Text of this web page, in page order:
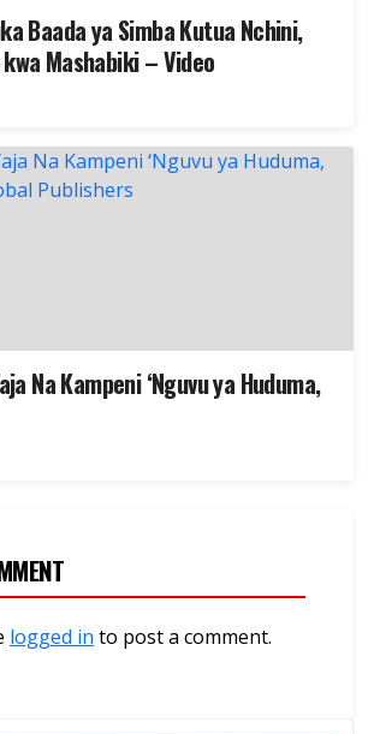
Baada ya Simba Kutua Nchini,
Mashabiki – Video
Na Kampeni ‘Nguvu ya Huduma,
logged in to post a comment.